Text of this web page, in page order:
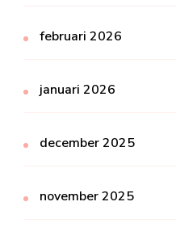
februari 2026
januari 2026
december 2025
november 2025